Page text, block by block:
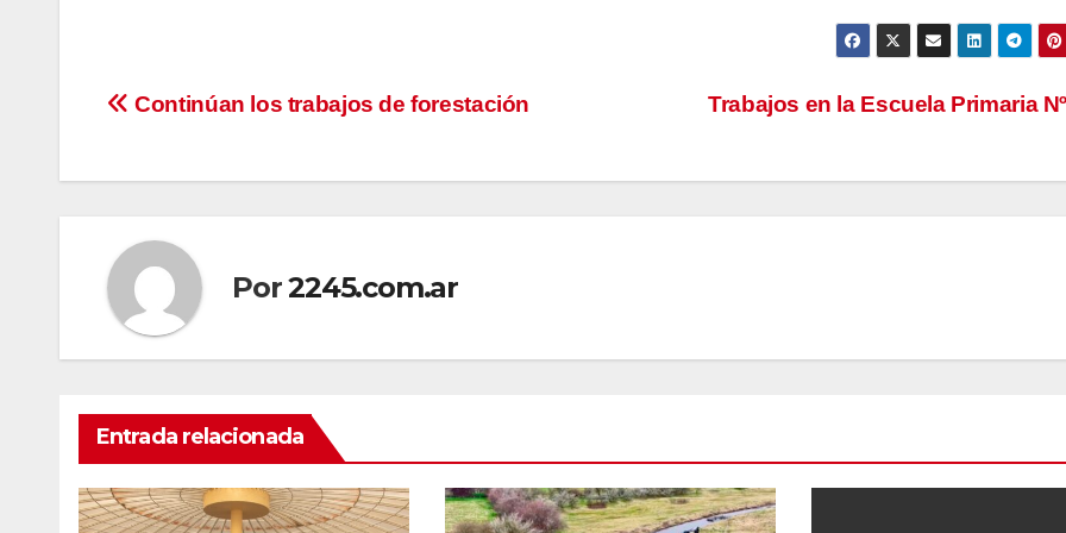
Navegación
Trabajos en la Escuela Primaria
Continúan los trabajos de forestación
Por2245.com.ar
Entrada relacionada